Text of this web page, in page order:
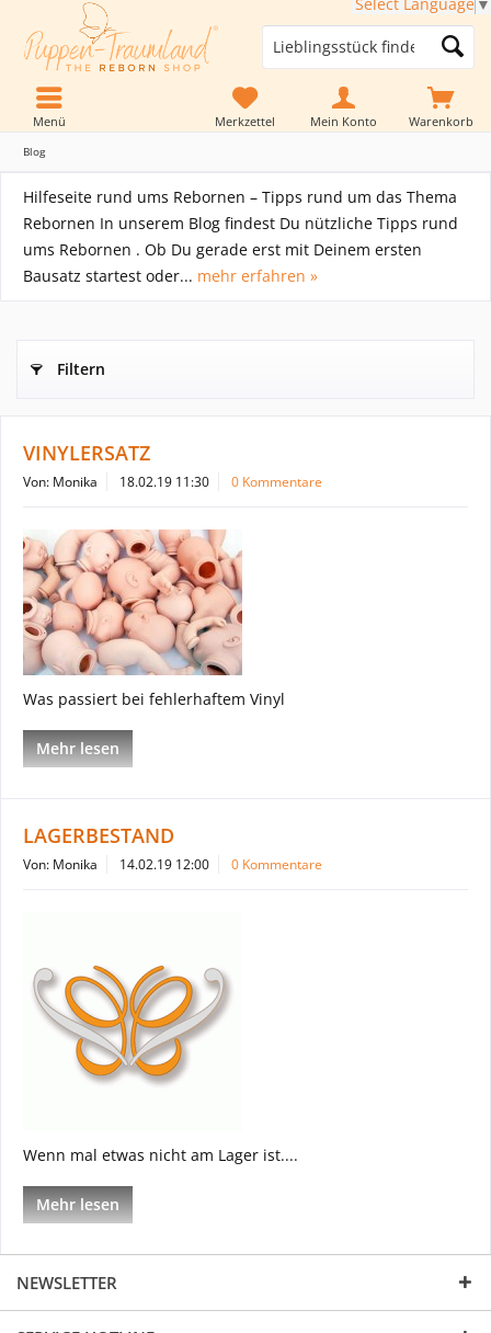
Warenkorb
Merkzettel Mein Konto
Menü
Blog
Hilfeseite rund ums Rebornen – Tipps rund um das Thema
Rebornen In unserem Blog findest Du nützliche Tipps rund
ums Rebornen . Ob Du gerade erst mit Deinem ersten
Bausatz startest oder... mehr erfahren »
Filtern
VINYLERSATZ
Von: Monika 18.02.19 11:30 0 Kommentare
Was passiert bei fehlerhaftem Vinyl
Mehr lesen
LAGERBESTAND
Von: Monika 14.02.19 12:00 0 Kommentare
Wenn mal etwas nicht am Lager ist....
Mehr lesen
NEWSLETTER